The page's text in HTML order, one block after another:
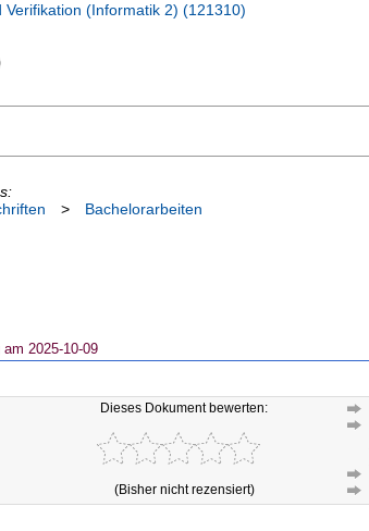
(Informatik 2) (121310)
>
Bachelorarbeiten
2025-10-09
Dieses Dokument bewerten:
(Bisher nicht rezensiert)